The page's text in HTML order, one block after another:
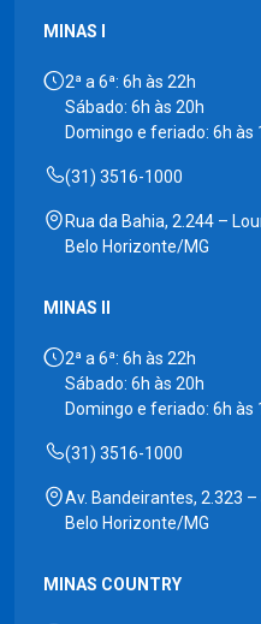
MINAS I
2ª a 6ª: 6h às 22h
Sábado: 6h às 20h
Domingo e feriado: 6h às
(31) 3516-1000
Rua da Bahia, 2.244 –
Belo Horizonte/MG
MINAS II
2ª a 6ª: 6h às 22h
Sábado: 6h às 20h
Domingo e feriado: 6h às
(31) 3516-1000
Av. Bandeirantes, 2.323
Belo Horizonte/MG
MINAS COUNTRY